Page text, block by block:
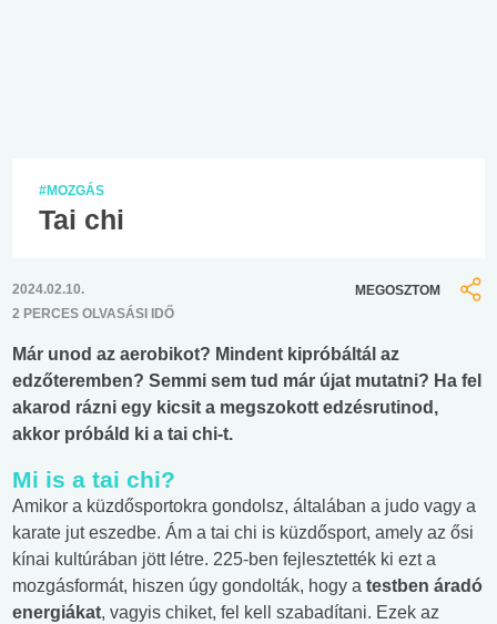
#MOZGÁS
Tai chi
2024.02.10.
2 PERCES OLVASÁSI IDŐ
MEGOSZTOM
Már unod az aerobikot? Mindent kipróbáltál az
edzőteremben? Semmi sem tud már újat mutatni? Ha fel
akarod rázni egy kicsit a megszokott edzésrutinod,
akkor próbáld ki a tai chi-t.
Mi is a tai chi?
Amikor a küzdősportokra gondolsz, általában a judo vagy a
karate jut eszedbe. Ám a tai chi is küzdősport, amely az ősi
kínai kultúrában jött létre. 225-ben fejlesztették ki ezt a
mozgásformát, hiszen úgy gondolták, hogy a testben áradó
energiákat, vagyis chiket, fel kell szabadítani. Ezek az